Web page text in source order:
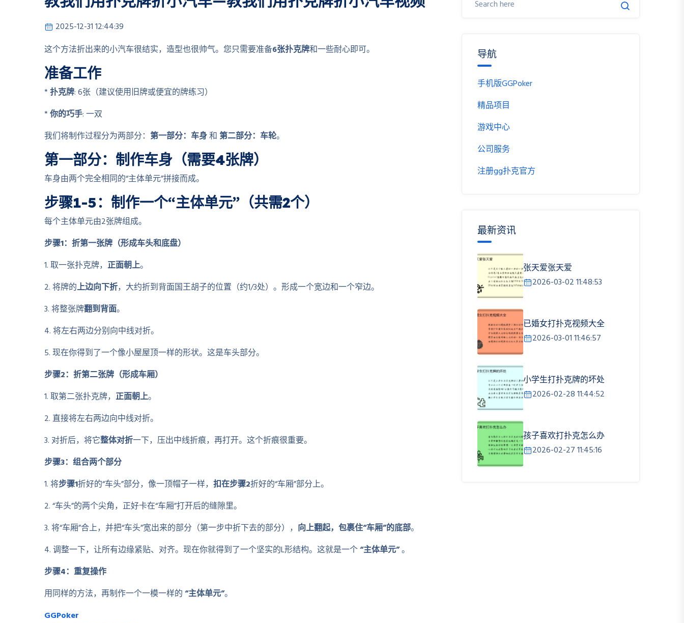
2025-12-31 12:44:39
这个方法折出来的小汽车很结实，造型也很帅气。您只需要准备6张扑克牌和一些耐心即可。
准备工作
*扑克牌: 6张（建议使用旧牌或便宜的牌练习）
*你的巧手: 一双
我们将制作过程分为两部分： 第一部分：车身和第二部分：车轮。
第一部分：制作车身（需要4张牌）
车身由两个完全相同的“主体单元”拼接而成。
步骤1-5：制作一个“主体单元”（共需2个）
每个主体单元由2张牌组成。
步骤1：折第一张牌（形成车头和底盘）
1. 取一张扑克牌， 正面朝上。
2. 将牌的上边向下折，大约折到背面国王胡子的位置（约1/3处）。形成一个宽边和一个窄边。
3. 将整张牌翻到背面。
4. 将左右两边分别向中线对折。
5. 现在你得到了一个像小屋屋顶一样的形状。这是车头部分。
步骤2：折第二张牌（形成车厢）
1. 取第二张扑克牌， 正面朝上。
2. 直接将左右两边向中线对折。
3. 对折后，将它整体对折一下，压出中线折痕，再打开。这个折痕很重要。
步骤3：组合两个部分
1. 将步骤1折好的“车头”部分，像一顶帽子一样， 扣在步骤2折好的“车厢”部分上。
2. “车头”的两个尖角，正好卡在“车厢”打开后的缝隙里。
3. 将“车厢”合上，并把“车头”宽出来的部分（第一步中折下去的部分）， 向上翻起，包裹住“车厢”的底部。
4. 调整一下，让所有边缘紧贴、对齐。现在你就得到了一个坚实的L形结构。这就是一个“主体单元”。
步骤4：重复操作
用同样的方法，再制作一个一模一样的“主体单元”。
GGPoker
导航
手机版GGPoker
精品项目
游戏中心
公司服务
注册gg扑克官方
最新资讯
张天爱张天爱
2026-03-02 11:48:53
已婚女打扑克视频大全
2026-03-01 11:46:57
小学生打扑克牌的坏处
2026-02-28 11:44:52
孩子喜欢打扑克怎么办
2026-02-27 11:45:16